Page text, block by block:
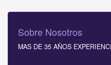
Sobre Nosotros
MAS DE 35 AÑOS